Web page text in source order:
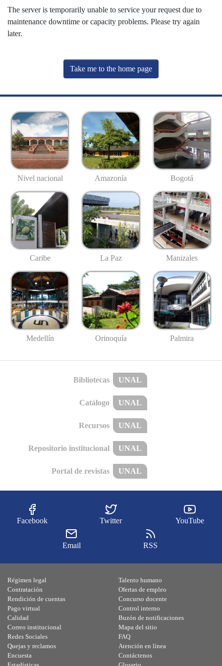
The server is temporarily unable to service your request due to
maintenance downtime or capacity problems. Please try again
later.
Take me to the home page
Nivel nacional Amazonía Bogotá
Caribe La Paz Manizales
Medellín Orinoquía Palmira
Bibliotecas UNAL
Catálogo UNAL
Recursos UNAL
Repositorio institucional UNAL
Portal de revistas UNAL
Facebook Twitter YouTube
Email RSS
Régimen legal
Contratación
Rendición de cuentas
Pago virtual
Calidad
Talento humano
Ofertas de empleo
Concurso docente
Control interno
Buzón de notificaciones
Correo institucional
Redes Sociales
Quejas y reclamos
Encuesta
Mapa del sitio
FAQ
Atención en línea
Contáctenos